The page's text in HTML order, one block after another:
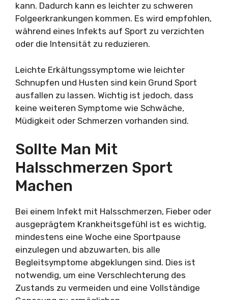
kann. Dadurch kann es leichter zu schweren
Folgeerkrankungen kommen. Es wird empfohlen,
während eines Infekts auf Sport zu verzichten
oder die Intensität zu reduzieren.
Leichte Erkältungssymptome wie leichter
Schnupfen und Husten sind kein Grund Sport
ausfallen zu lassen. Wichtig ist jedoch, dass
keine weiteren Symptome wie Schwäche,
Müdigkeit oder Schmerzen vorhanden sind.
Sollte Man Mit
Halsschmerzen Sport
Machen
Bei einem Infekt mit Halsschmerzen, Fieber oder
ausgeprägtem Krankheitsgefühl ist es wichtig,
mindestens eine Woche eine Sportpause
einzulegen und abzuwarten, bis alle
Begleitsymptome abgeklungen sind. Dies ist
notwendig, um eine Verschlechterung des
Zustands zu vermeiden und eine Vollständige